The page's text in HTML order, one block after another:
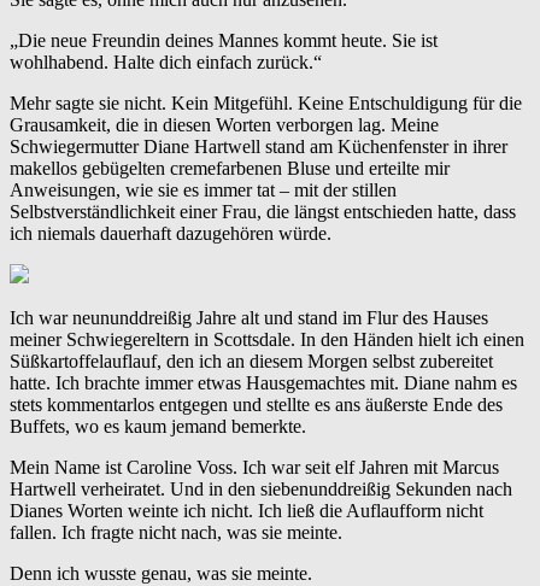
„Die neue Freundin deines Mannes kommt heute. Sie ist
wohlhabend. Halte dich einfach zurück.“
Mehr sagte sie nicht. Kein Mitgefühl. Keine Entschuldigung für die
Grausamkeit, die in diesen Worten verborgen lag. Meine
Schwiegermutter Diane Hartwell stand am Küchenfenster in ihrer
makellos gebügelten cremefarbenen Bluse und erteilte mir
Anweisungen, wie sie es immer tat – mit der stillen
Selbstverständlichkeit einer Frau, die längst entschieden hatte, dass
ich niemals dauerhaft dazugehören würde.
Ich war neununddreißig Jahre alt und stand im Flur des Hauses
meiner Schwiegereltern in Scottsdale. In den Händen hielt ich einen
Süßkartoffelauflauf, den ich an diesem Morgen selbst zubereitet
hatte. Ich brachte immer etwas Hausgemachtes mit. Diane nahm es
stets kommentarlos entgegen und stellte es ans äußerste Ende des
Buffets, wo es kaum jemand bemerkte.
Mein Name ist Caroline Voss. Ich war seit elf Jahren mit Marcus
Hartwell verheiratet. Und in den siebenunddreißig Sekunden nach
Dianes Worten weinte ich nicht. Ich ließ die Auflaufform nicht
fallen. Ich fragte nicht nach, was sie meinte.
Denn ich wusste genau, was sie meinte.